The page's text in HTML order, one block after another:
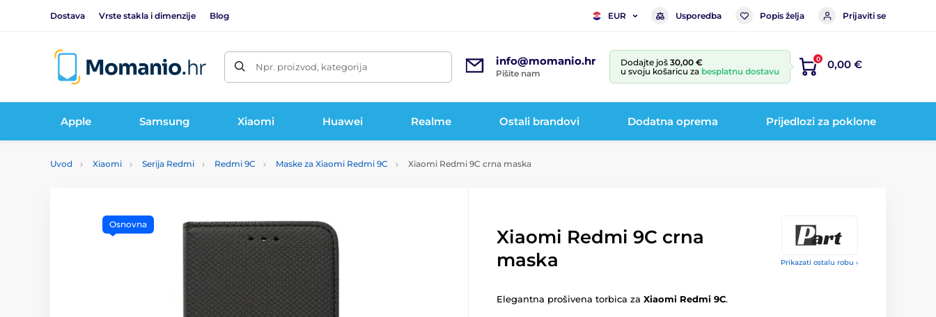
Dostava Vrste stakla i dimenzije Blog EUR Usporedba Popis želja Prijaviti se
Npr. proizvod, kategorija info@momanio.hr
Pišite nam
Dodajte još 30,00 €
u svoju košaricu za besplatnu dostavu
0 0,00 €
Apple Samsung Xiaomi Huawei Realme Ostali brandovi Dodatna oprema Prijedlozi za poklone
Uvod Xiaomi Serija Redmi Redmi 9C Maske za Xiaomi Redmi 9C Xiaomi Redmi 9C crna maska
Prikazati ostalu robu ›
Osnovna
Xiaomi Redmi 9C crna
maska
Elegantna prošivena torbica za Xiaomi Redmi 9C.